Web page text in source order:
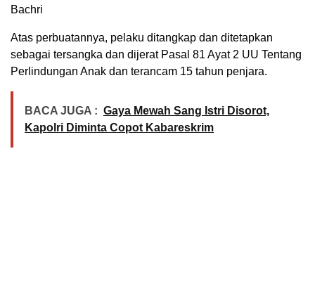
Bachri
Atas perbuatannya, pelaku ditangkap dan ditetapkan
sebagai tersangka dan dijerat Pasal 81 Ayat 2 UU Tentang
Perlindungan Anak dan terancam 15 tahun penjara.
BACA JUGA : Gaya Mewah Sang Istri Disorot,
Kapolri Diminta Copot Kabareskrim